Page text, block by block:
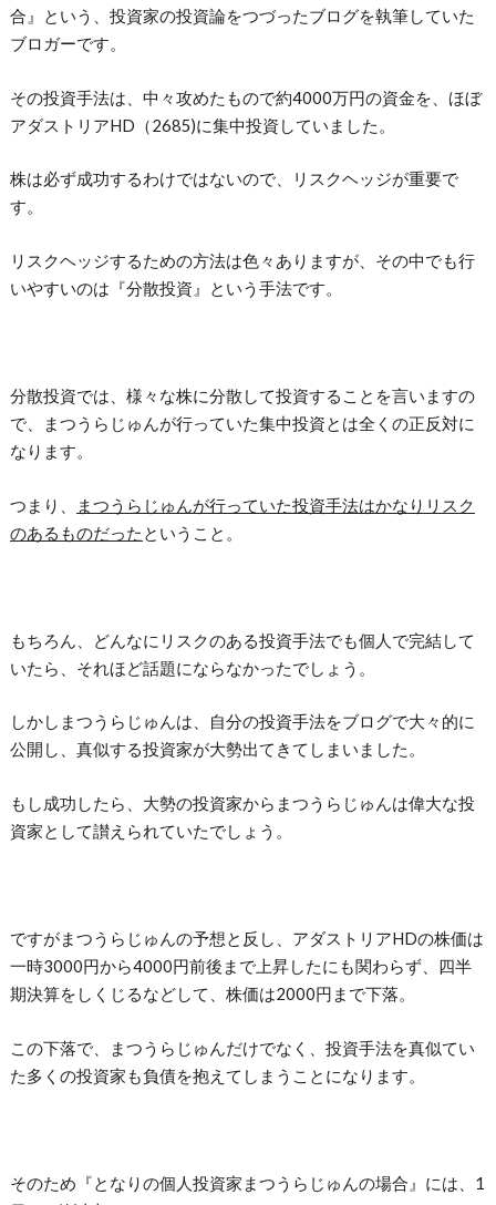
合』という、投資家の投資論をつづったブログを執筆していた
ブロガーです。
その投資手法は、中々攻めたもので約4000万円の資金を、ほぼ
アダストリアHD（2685)に集中投資していました。
株は必ず成功するわけではないので、リスクヘッジが重要で
す。
リスクヘッジするための方法は色々ありますが、その中でも行
いやすいのは『分散投資』という手法です。
分散投資では、様々な株に分散して投資することを言いますの
で、まつうらじゅんが行っていた集中投資とは全くの正反対に
なります。
つまり、
まつうらじゅんが行っていた投資手法はかなりリスク
のあるものだった ということ。
もちろん、どんなにリスクのある投資手法でも個人で完結して
いたら、それほど話題にならなかったでしょう。
しかしまつうらじゅんは、自分の投資手法をブログで大々的に
公開し、真似する投資家が大勢出てきてしまいました。
もし成功したら、大勢の投資家からまつうらじゅんは偉大な投
資家として讃えられていたでしょう。
ですがまつうらじゅんの予想と反し、アダストリアHDの株価は
一時3000円から4000円前後まで上昇したにも関わらず、四半
期決算をしくじるなどして、株価は2000円まで下落。
この下落で、まつうらじゅんだけでなく、投資手法を真似てい
た多くの投資家も負債を抱えてしまうことになります。
そのため『となりの個人投資家まつうらじゅんの場合』には、1